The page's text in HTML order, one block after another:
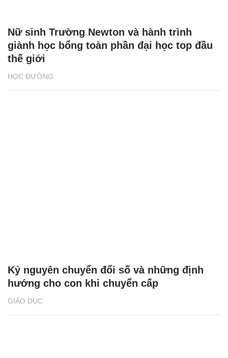
HỌC ĐƯỜNG
Nữ sinh Trường Newton và hành trình
giành học bổng toàn phần đại học top đầu
thế giới
GIÁO DỤC
Kỷ nguyên chuyển đổi số và những định
hướng cho con khi chuyển cấp